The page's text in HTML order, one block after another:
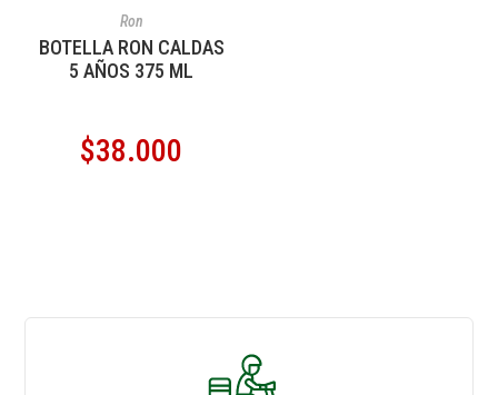
Ron
BOTELLA RON CALDAS
5 AÑOS 375 ML
$38.000